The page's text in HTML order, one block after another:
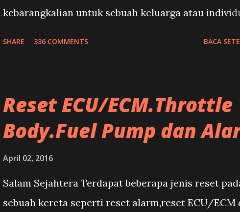
kebarangkalian untuk sebuah keluarga atau
SHARE 336 COMMENTS BACA
Reset ECU/ECM.Throttle
Body.Fuel Pump dan
April 02, 2016
Salam Sejahtera Terdapat beberapa jenis reset
sebuah kereta seperti reset alarm,reset ECU/ECM